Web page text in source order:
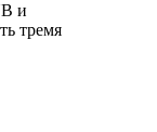
и
тремя